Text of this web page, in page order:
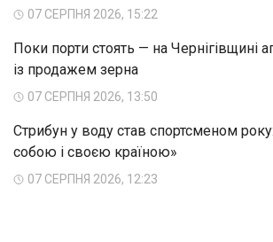
07 СЕРПНЯ 2026, 15:22
Поки порти стоять — на Чернігівщині
із продажем зерна
07 СЕРПНЯ 2026, 13:50
Стрибун у воду став спортсменом
собою і своєю країною»
07 СЕРПНЯ 2026, 12:23